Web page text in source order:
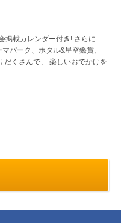
掲載カレンダー付き! さらに…
パーク、ホタル&星空鑑賞、
だくさんで、 楽しいおでかけを